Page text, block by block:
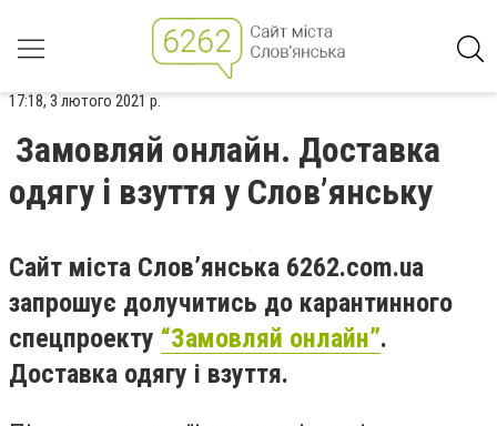
17:18, 3 лютого 2021 р.
Замовляй онлайн. Доставка
одягу і взуття у Слов’янську
Сайт міста Слов’янська 6262.com.ua
запрошує долучитись до карантинного
спецпроекту “Замовляй онлайн”.
Доставка одягу і взуття.